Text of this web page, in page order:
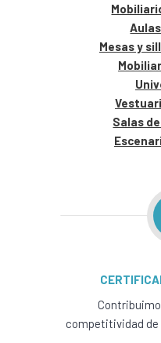
Mesas y
Salas
competitividad de